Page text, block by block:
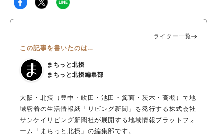
ライター一覧
この記事を書いたのは…
まちっと北摂
まちっと北摂編集部
大阪・北摂（豊中・吹田・池田・箕面・茨木・高槻）で地
域密着の生活情報紙「リビング新聞」を発行する株式会社
サンケイリビング新聞社が展開する地域情報プラットフォ
ーム「まちっと北摂」の編集部です。